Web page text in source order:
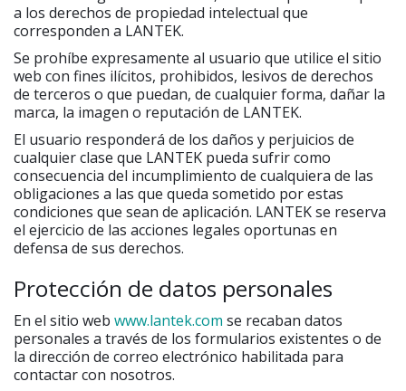
a los derechos de propiedad intelectual que
corresponden a LANTEK.
Se prohíbe expresamente al usuario que utilice el sitio
web con fines ilícitos, prohibidos, lesivos de derechos
de terceros o que puedan, de cualquier forma, dañar la
marca, la imagen o reputación de LANTEK.
El usuario responderá de los daños y perjuicios de
cualquier clase que LANTEK pueda sufrir como
consecuencia del incumplimiento de cualquiera de las
obligaciones a las que queda sometido por estas
condiciones que sean de aplicación. LANTEK se reserva
el ejercicio de las acciones legales oportunas en
defensa de sus derechos.
Protección de datos personales
En el sitio web www.lantek.com se recaban datos
personales a través de los formularios existentes o de
la dirección de correo electrónico habilitada para
contactar con nosotros.